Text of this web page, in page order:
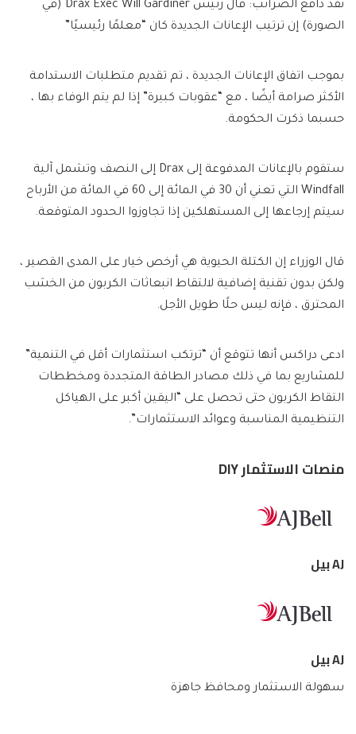
نقد دافع الضرائب: قال رئيس Drax Exec Will Gardiner (في
الصورة) إن ترتيب الإعانات الجديدة كان “معلمًا رئيسيًا”
بموجب اتفاق الإعانات الجديدة ، تم تقديم متطلبات الاستدامة
الأكثر صرامة أيضًا ، مع “عقوبات كبيرة” إذا لم يتم الوفاء بها ،
حسبما ذكرت الحكومة.
ستقوم بالإعانات المدفوعة إلى Drax إلى النصف وتشمل آلية
Windfall التي تعني أن 30 في المائة إلى 60 في المائة من الأرباح
سيتم إرجاعها إلى المستهلكين إذا تجاوزوا الحدود المتوقعة.
قال الوزراء إن الكتلة الحيوية هي أرخص خيار على المدى القصير ،
ولكن بدون تقنية إضافية لالتقاط انبعاثات الكربون من الخشب
المحترق ، فإنه ليس حلًا طويل الأجل.
ادعى دراكس أنها تتوقع أن “ترتكب استثمارات أقل في التنمية”
للمشاريع بما في ذلك مصادر الطاقة المتجددة ومخططات
التقاط الكربون حتى تحصل على “اليقين أكبر على الهياكل
التنظيمية المناسبة وعوائد الاستثمارات”.
منصات الاستثمار DIY
AJ بيل
AJ بيل
سهولة الاستثمار ومحافظ جاهزة